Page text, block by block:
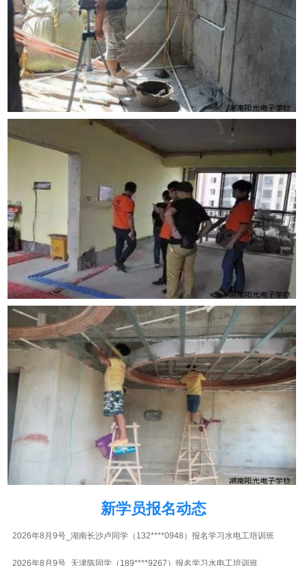
新学员报名动态
2026年8月9号_陕西西安朱同学（132****1899）报名学习水电工培训班
2026年8月9号_北京江同学（152****1295）报名学习水电工培训班
2026年8月9号_四川成都王同学（181****6050）报名学习水电工培训班
2026年8月9号_四川成都谭同学（187****1986）报名学习水电工培训班
2026年8月9号_贵州贵阳林同学（132****0182）报名学习水电工培训班
2026年8月9号_天津朱同学（138****0166）报名学习水电工培训班